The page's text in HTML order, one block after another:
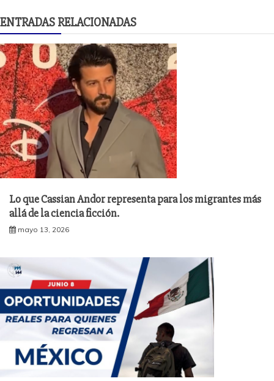
ENTRADAS RELACIONADAS
Lo que Cassian Andor representa para los migrantes más
allá de la ciencia ficción.
mayo 13, 2026